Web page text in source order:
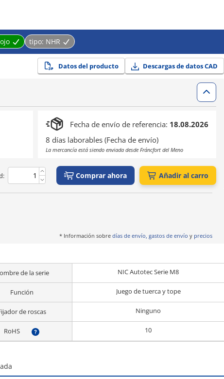
tipo: NHR
Datos del producto Descargas de datos CAD
Fecha de envío de referencia: 18.08.2026
8 días laborables (Fecha de envío)
La mercancía está siendo enviada desde Fráncfort del Meno
Comprar ahora Añadir al carro
* Información sobre días de envío, gastos de envío y precios
de la serie NIC Autotec Serie M8
Función Juego de tuerca y tope
de roscas Ninguno
RoHS 10